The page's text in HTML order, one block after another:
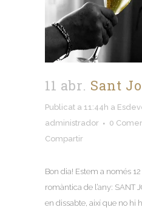
11 abr. Sant
Publicat a 11:44h a
administrador
0
Compartir
Bon dia! Estem a només
romàntica de l’any: SANT
en dissabte, així que no hi